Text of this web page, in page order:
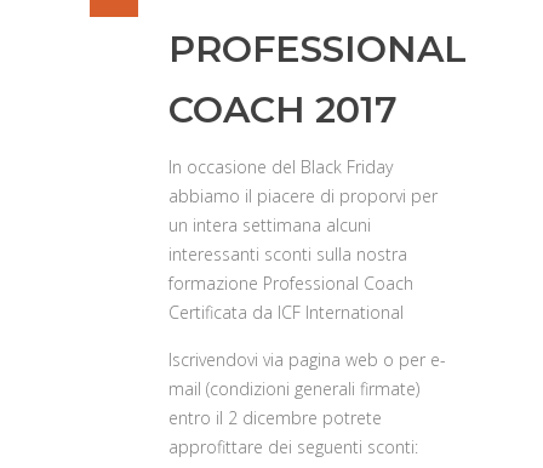
PROFESSIONAL
COACH 2017
In occasione del Black Friday
abbiamo il piacere di proporvi per
un intera settimana alcuni
interessanti sconti sulla nostra
formazione Professional Coach
Certificata da ICF International
Iscrivendovi via pagina web o per e-
mail (condizioni generali firmate)
entro il 2 dicembre potrete
approfittare dei seguenti sconti: